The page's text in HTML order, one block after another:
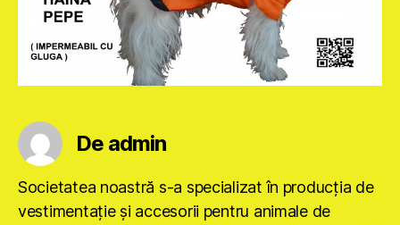
De admin
Societatea noastră s-a specializat în producţia de
vestimentaţie şi accesorii pentru animale de